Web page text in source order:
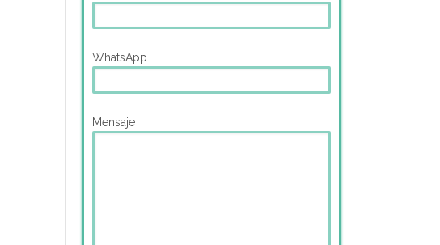
WhatsApp
Mensaje